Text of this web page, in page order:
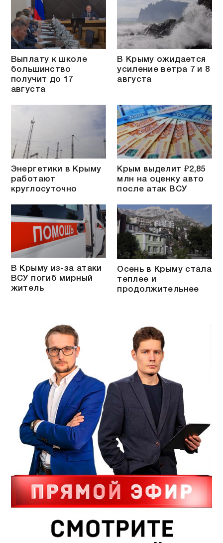
Выплату к школе
большинство
получит до 17
августа
В Крыму ожидается
усиление ветра 7 и 8
августа
Энергетики в Крыму
работают
круглосуточно
Крым выделит ₽2,85
млн на оценку авто
после атак ВСУ
В Крыму из-за атаки
ВСУ погиб мирный
житель
Осень в Крыму стала
теплее и
продолжительнее